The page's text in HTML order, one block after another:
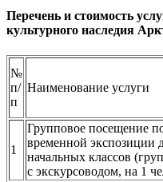
Перечень и стоимость
культурного наследия
№
п/
п
Наименование услуги
1
Групповое посещение
временной экспозиции
начальных классов
с экскурсоводом, на 1